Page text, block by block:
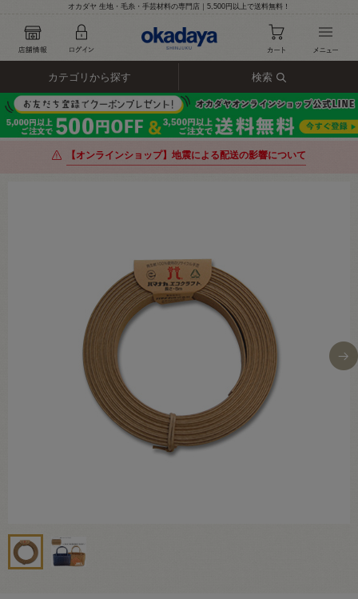
オカダヤ 生地・毛糸・手芸材料の専門店｜5,500円以上で送料無料！
カテゴリから探す 検索
【オンラインショップ】地震による配送の影響について